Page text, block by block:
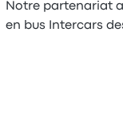
Notre partenariat
en bus Intercars